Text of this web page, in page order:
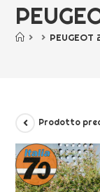
> > PEUGEOT
Prodotto